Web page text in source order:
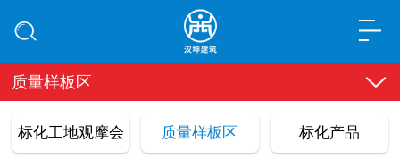
质量样板区
标化工地观摩会 质量样板区 标化产品